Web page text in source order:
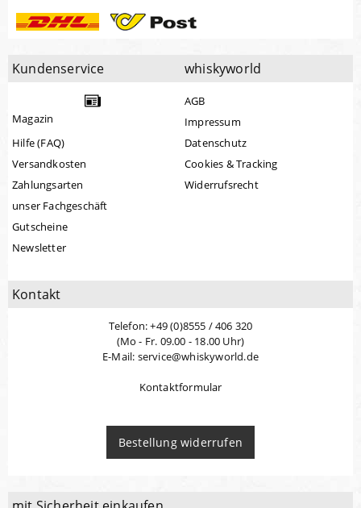
Kundenservice
Magazin
Hilfe (FAQ)
Versandkosten
Zahlungsarten
unser Fachgeschäft
Gutscheine
Newsletter
whiskyworld
AGB
Impressum
Datenschutz
Cookies & Tracking
Widerrufsrecht
Kontakt
Telefon: +49 (0)8555 / 406 320
(Mo - Fr. 09.00 - 18.00 Uhr)
E-Mail: service@whiskyworld.de
Kontaktformular
Bestellung widerrufen